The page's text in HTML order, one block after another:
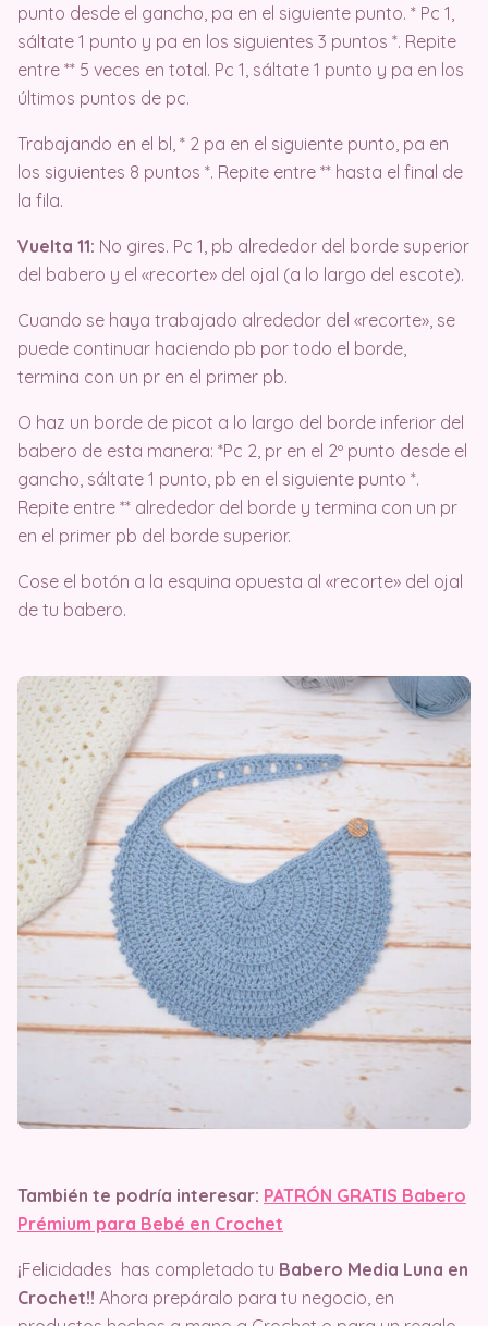
punto desde el gancho, pa en el siguiente punto. * Pc 1,
sáltate 1 punto y pa en los siguientes 3 puntos *. Repite
entre ** 5 veces en total. Pc 1, sáltate 1 punto y pa en los
últimos puntos de pc.
Trabajando en el bl, * 2 pa en el siguiente punto, pa en
los siguientes 8 puntos *. Repite entre ** hasta el final de
la fila.
Vuelta 11: No gires. Pc 1, pb alrededor del borde superior
del babero y el «recorte» del ojal (a lo largo del escote).
Cuando se haya trabajado alrededor del «recorte», se
puede continuar haciendo pb por todo el borde,
termina con un pr en el primer pb.
O haz un borde de picot a lo largo del borde inferior del
babero de esta manera: *Pc 2, pr en el 2º punto desde el
gancho, sáltate 1 punto, pb en el siguiente punto *.
Repite entre ** alrededor del borde y termina con un pr
en el primer pb del borde superior.
Cose el botón a la esquina opuesta al «recorte» del ojal
de tu babero.
También te podría interesar: PATRÓN GRATIS Babero
Prémium para Bebé en Crochet
¡Felicidades has completado tu Babero Media Luna en
Crochet!! Ahora prepáralo para tu negocio, en